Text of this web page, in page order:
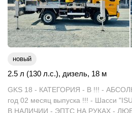
новый
2.5 л (130 л.с.), дизель, 18 м
GKS 18 - КАТЕГОРИЯ - В !!! -
год 02 месяц выпуска !!! - Шасси
В НАЛИЧИИ - ЭПТС НА РУКАХ -